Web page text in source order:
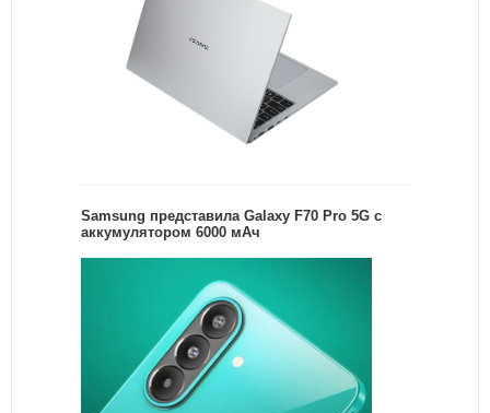
Samsung представила Galaxy F70 Pro 5G с
аккумулятором 6000 мАч